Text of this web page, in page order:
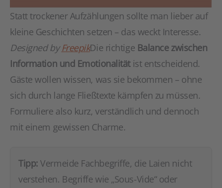
Statt trockener Aufzählungen sollte man lieber auf
kleine Geschichten setzen – das weckt Interesse.
Designed byFreepikDie richtige Balance zwischen
Information und Emotionalitätist entscheidend.
Gäste wollen wissen, was sie bekommen – ohne
sich durch lange Fließtexte kämpfen zu müssen.
Formuliere also kurz, verständlich und dennoch
mit einem gewissen Charme.
Tipp: Vermeide Fachbegriffe, die Laien nicht
verstehen. Begriffe wie „Sous-Vide“ oder